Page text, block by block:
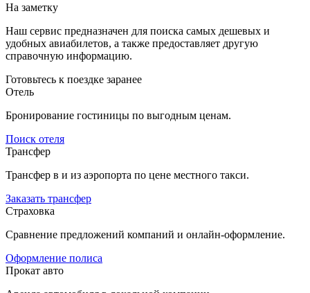
На заметку
Наш сервис предназначен для поиска самых дешевых и
удобных авиабилетов, а также предоставляет другую
справочную информацию.
Готовьтесь к поездке заранее
Отель
Бронирование гостиницы по выгодным ценам.
Поиск отеля
Трансфер
Трансфер в и из аэропорта по цене местного такси.
Заказать трансфер
Страховка
Сравнение предложений компаний и онлайн-оформление.
Оформление полиса
Прокат авто